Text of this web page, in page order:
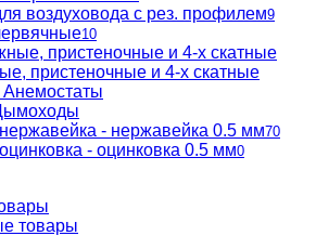
воздуховода с рез. профилем9
10
пристеночные и 4-х скатные
Анемостаты
- нержавейка 0.5 мм70
- оцинковка 0.5 мм0
товары